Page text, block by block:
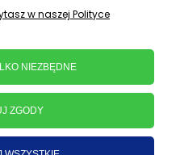
w naszej Polityce
NIEZBĘDNE
ZGODY